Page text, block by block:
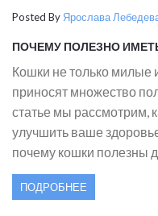
Posted By Ярослава
ПОЧЕМУ ПОЛЕЗНО
Кошки не только милые
приносят множество
статье мы рассмотрим,
улучшить ваше
почему кошки полезны
состояния, как они
одиночеством и какие
ПОДРОБНЕЕ